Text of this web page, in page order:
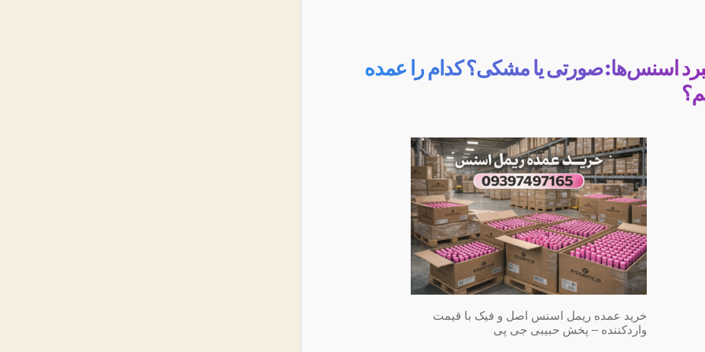
اسنس‌ها: صورتی یا مشکی؟ کدام را عمده
خرید عمده ریمل اسنس اصل و فیک با قیمت
واردکننده – پخش حبیبی جی پی